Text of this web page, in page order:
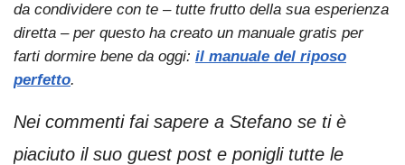
da condividere con te – tutte frutto della sua esperienza
diretta – per questo ha creato un manuale gratis per
farti dormire bene da oggi: il manuale del riposo
perfetto.
Nei commenti fai sapere a Stefano se ti è
piaciuto il suo guest post e ponigli tutte le